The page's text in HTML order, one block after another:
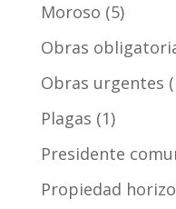
Moroso (5)
Obras
Obras urgentes
Plagas (1)
Presidente
Propiedad